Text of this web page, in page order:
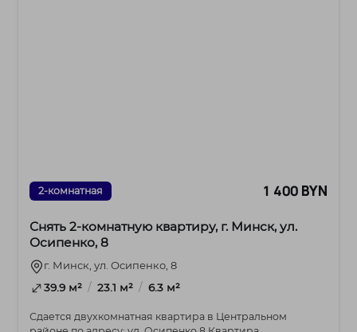
2-комнатная 1 400 BYN
Снять 2-комнатную квартиру, г. Минск, ул.
Осипенко, 8
г. Минск, ул. Осипенко, 8
39.9 м² / 23.1 м² / 6.3 м²
Сдается двухкомнатная квартира в Центральном